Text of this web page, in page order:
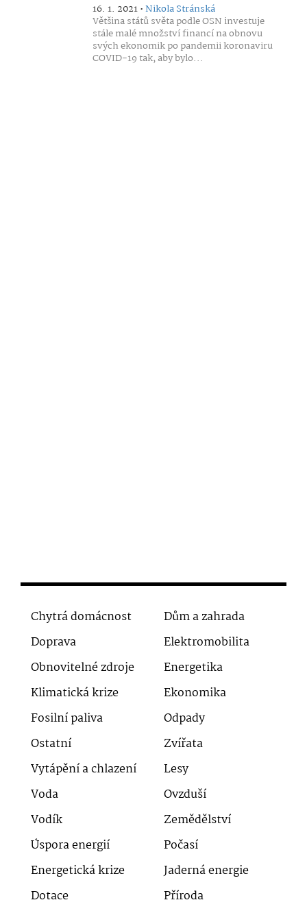
16. 1. 2021 •Nikola Stránská
Většina států světa podle OSN investuje
stále malé množství financí na obnovu
svých ekonomik po pandemii koronaviru
COVID-19 tak, aby bylo...
Chytrá domácnost
Dům a zahrada
Doprava
Elektromobilita
Obnovitelné zdroje
Energetika
Klimatická krize
Ekonomika
Fosilní paliva
Odpady
Ostatní
Zvířata
Vytápění a chlazení
Lesy
Voda
Ovzduší
Vodík
Zemědělství
Úspora energií
Počasí
Energetická krize
Jaderná energie
Dotace
Příroda